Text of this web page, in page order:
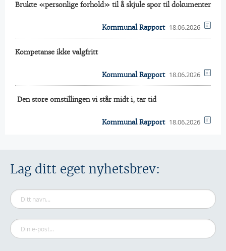
Brukte «personlige forhold» til å skjule spor til dokumenter
Kommunal Rapport 18.06.2026
Kompetanse ikke valgfritt
Kommunal Rapport 18.06.2026
 Den store omstillingen vi står midt i, tar tid
Kommunal Rapport 18.06.2026
Lag ditt eget nyhetsbrev: